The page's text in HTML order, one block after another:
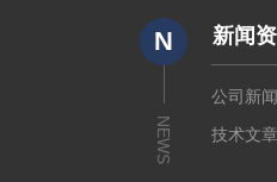
N
NEWS
新闻
公司新
技术文